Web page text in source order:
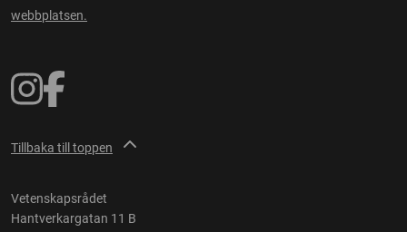
webbplatsen.
Tillbaka till toppen
Vetenskapsrådet
Hantverkargatan 11 B